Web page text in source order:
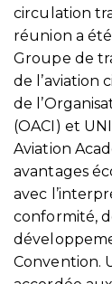
circulation
réunion a
Groupe de
de l’aviation
de
(OACI) et
Aviation
avantages
avec
conformité,
Convention.